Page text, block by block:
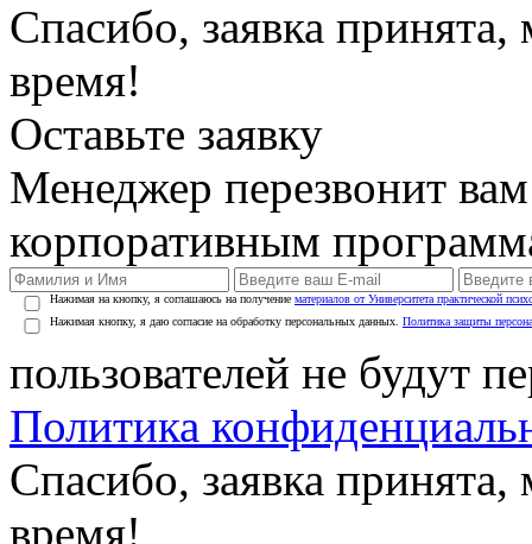
Спасибо, заявка
время!
Оставьте заявку
Менеджер перезвонит
корпоративным
Нажимая на кнопку, я соглашаюсь на получение материалов от Университета практической
Нажимая кнопку, я даю согласие на обработку персональных данных. Политика защиты
пользователей не будут
Политика
Спасибо, заявка
время!